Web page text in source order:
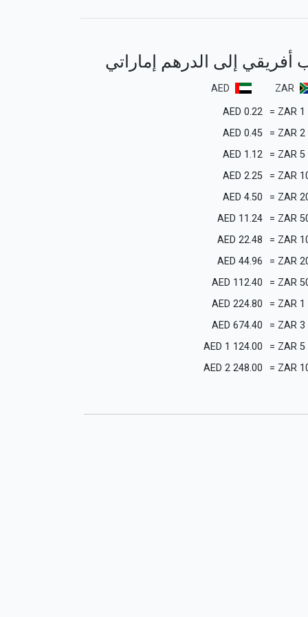
أفريقي إلى الدرهم إماراتي
ZAR
AED
1
ZAR
=
0.22
AED
2
ZAR
=
0.45
AED
5
ZAR
=
1.12
AED
ZAR
=
2.25
AED
ZAR
=
4.50
AED
ZAR
=
11.24
AED
ZAR
=
22.48
AED
ZAR
=
44.96
AED
ZAR
=
112.40
AED
1
ZAR
=
224.80
AED
3
ZAR
=
674.40
AED
5
ZAR
=
1 124.00
AED
ZAR
=
2 248.00
AED